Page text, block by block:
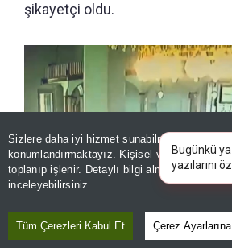
Sizlere daha iyi hizmet sunabilmek adına
konumlandırmaktayız. Kişisel verileriniz,
toplanıp işlenir. Detaylı bilgi almak için
inceleyebilirsiniz.
Tüm Çerezleri Kabul Et Çerez
şikayetçi oldu.
Fatihte camide ‘Pes’ dedirten olay!
|